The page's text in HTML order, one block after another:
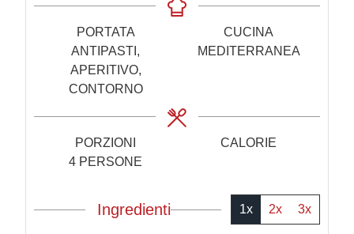
n
u
t
i
u
a
PORTATA
ANTIPASTI,
APERITIVO,
CONTORNO
CUCINA
MEDITERRANEA
PORZIONI
4 PERSONE
CALORIE
Ingredienti 1x 2x 3x